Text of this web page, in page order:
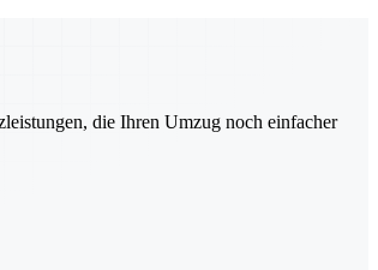
die Ihren Umzug noch einfacher